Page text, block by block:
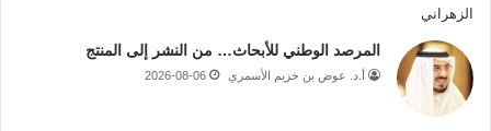
المرصد الوطني للأبحاث… من النشر إلى المنتج
أ.د. عوض بن خزيم الأسمري 2026-08-06